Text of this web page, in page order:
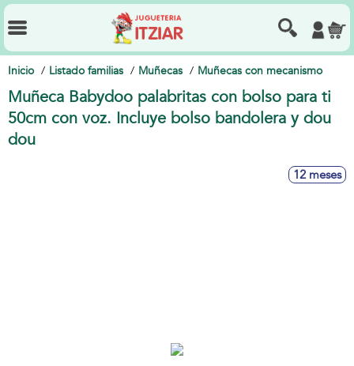
Inicio Listado familias Muñecas Muñecas con mecanismo
Muñeca Babydoo palabritas con bolso para ti
50cm con voz. Incluye bolso bandolera y dou
dou
12 meses